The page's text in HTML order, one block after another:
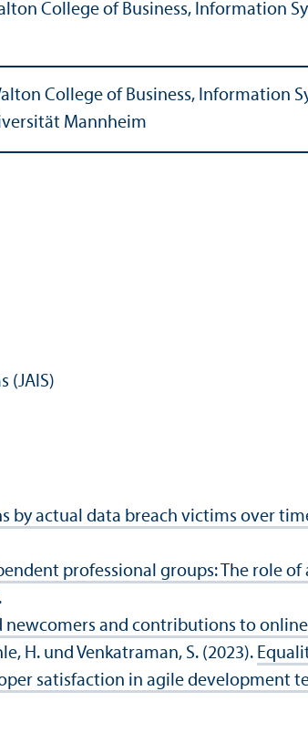
College of Business, Information
College of Business, Information
Mannheim
(JAIS)
by actual data breach victims over
professional groups: The role
newcomers and contributions to
H. und Venkatraman, S. (2023).
satisfaction in agile development